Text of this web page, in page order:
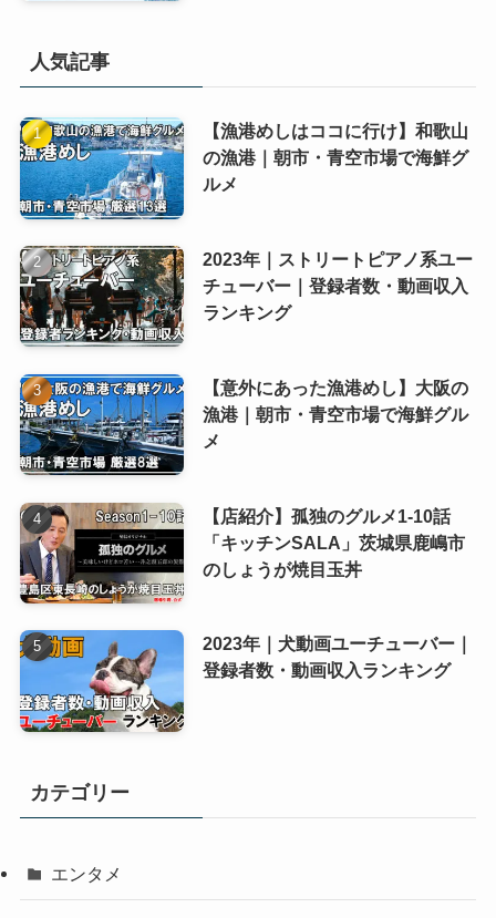
人気記事
【漁港めしはココに行け】和歌山
の漁港｜朝市・青空市場で海鮮グ
ルメ
2023年｜ストリートピアノ系ユー
チューバー｜登録者数・動画収入
ランキング
【意外にあった漁港めし】大阪の
漁港｜朝市・青空市場で海鮮グル
メ
【店紹介】孤独のグルメ1-10話
「キッチンSALA」茨城県鹿嶋市
のしょうが焼目玉丼
2023年｜犬動画ユーチューバー｜
登録者数・動画収入ランキング
カテゴリー
エンタメ